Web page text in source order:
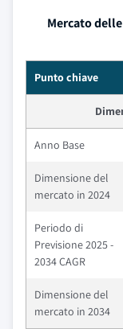
Mercato
Punto chiave
Anno Base
Dimensione del
mercato in 2024
Periodo di
Previsione 2025 -
2034 CAGR
Dimensione del
mercato in 2034